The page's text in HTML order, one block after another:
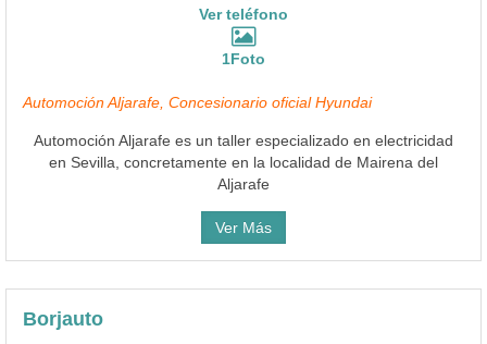
Ver teléfono
1Foto
Automoción Aljarafe, Concesionario oficial Hyundai
Automoción Aljarafe es un taller especializado en electricidad
en Sevilla, concretamente en la localidad de Mairena del
Aljarafe
Ver Más
Borjauto